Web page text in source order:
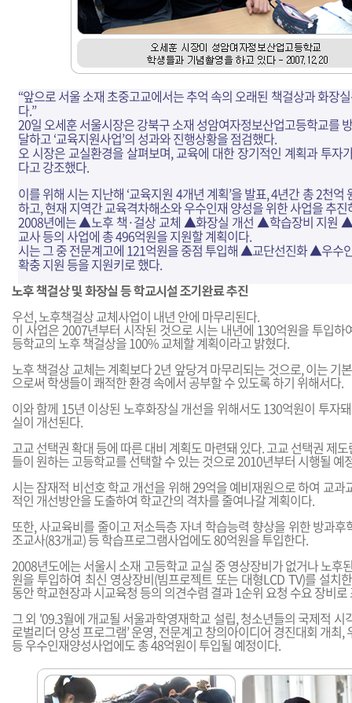
“앞으로 서울 소재 초중고교에서는 추억 속의 오래된 책걸상과 화장
다.”
20일 오세훈 서울시장은 강북구 소재 성암여자정보산업고등학교를
달하고 ‘교육지원사업’의 성과와 진행상황을 점검했다.
오 시장은 교실환경을 살펴보며, 교육에 대한 장기적인 계획과 투자
다고 강조했다.
이를 위해 시는 지난해 ‘교육지원 4개년 계획’을 발표, 4년간 총 2천
하고, 현재 지역간 교육격차해소와 우수인재 양성을 위한 사업을 추진
2008년에는 ▲노후 책·걸상 교체 ▲화장실 개선 ▲학습장비 지원
교사 등의 사업에 총 496억원을 지원할 계획이다.
시는 그 중 전문계고에 121억원을 중점 투입해 ▲교단선진화 ▲우수
확충 지원 등을 지원키로 했다.
노후 책걸상 및 화장실 등 학교시설 조기완료 추진
우선, 노후책걸상 교체사업이 내년 안에 마무리된다.
이 사업은 2007년부터 시작된 것으로 시는 내년에 130억원을 투입하
등학교의 노후 책걸상을 100% 교체할 계획이라고 밝혔다.
노후 책걸상 교체는 계획보다 2년 앞당겨 마무리되는 것으로, 이는 기
으로써 학생들이 쾌적한 환경 속에서 공부할 수 있도록 하기 위해서다.
이와 함께 15년 이상된 노후화장실 개선을 위해서도 130억원이 투자
실이 개선된다.
고교 선택권 확대 등에 따른 대비 계획도 마련돼 있다. 고교 선택권 제
들이 원하는 고등학교를 선택할 수 있는 것으로 2010년부터 시행될 예
시는 잠재적 비선호 학교 개선을 위해 29억을 예비재원으로 하여 교과
적인 개선방안을 도출하여 학교간의 격차를 줄여나갈 계획이다.
또한, 사교육비를 줄이고 저소득층 자녀 학습능력 향상을 위한 방과후
조교사(83개교) 등 학습프로그램사업에도 80억원을 투입한다.
2008년도에는 서울시 소재 고등학교 교실 중 영상장비가 없거나 노후
원을 투입하여 최신 영상장비(빔프로젝트 또는 대형LCD TV)를 설치
동안 학교현장과 시교육청 등의 의견수렴 결과 1순위 요청 수요 장비로
그 외 '09.3월에 개교될 서울과학영재학교 설립, 청소년들의 국제적 시
로벌리더 양성 프로그램’ 운영, 전문계고 창의아이디어 경진대회 개최
등 우수인재양성사업에도 총 48억원이 투입될 예정이다.